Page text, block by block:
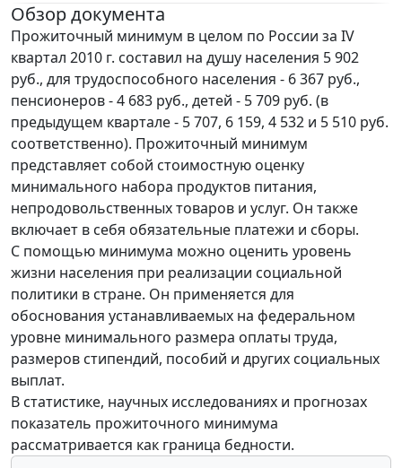
Обзор документа
Прожиточный минимум в целом по России за IV
квартал 2010 г. составил на душу населения 5 902
руб., для трудоспособного населения - 6 367 руб.,
пенсионеров - 4 683 руб., детей - 5 709 руб. (в
предыдущем квартале - 5 707, 6 159, 4 532 и 5 510 руб.
соответственно). Прожиточный минимум
представляет собой стоимостную оценку
минимального набора продуктов питания,
непродовольственных товаров и услуг. Он также
включает в себя обязательные платежи и сборы.
С помощью минимума можно оценить уровень
жизни населения при реализации социальной
политики в стране. Он применяется для
обоснования устанавливаемых на федеральном
уровне минимального размера оплаты труда,
размеров стипендий, пособий и других социальных
выплат.
В статистике, научных исследованиях и прогнозах
показатель прожиточного минимума
рассматривается как граница бедности.